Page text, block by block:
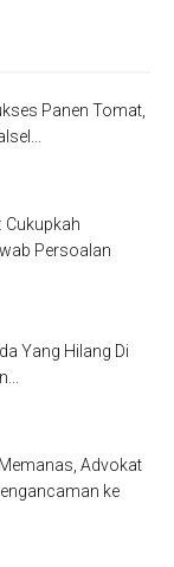
Panen Tomat,
Cukupkah
Persoalan
Yang Hilang Di
Advokat
ke